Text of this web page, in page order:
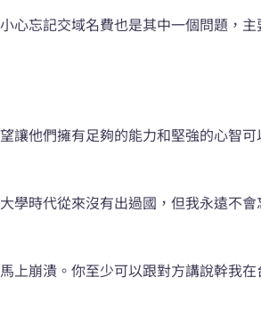
心忘記交域名費也是其中一個問題，
讓他們擁有足夠的能力和堅強的心智
學時代從來沒有出過國，但我永遠不
上崩潰。你至少可以跟對方講說幹我